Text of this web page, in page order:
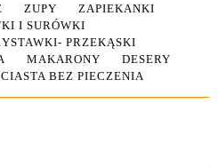
ZUPY
ZAPIEKANKI
I SURÓWKI
PRZEKĄSKI
MAKARONY
DESERY
CIASTA BEZ PIECZENIA